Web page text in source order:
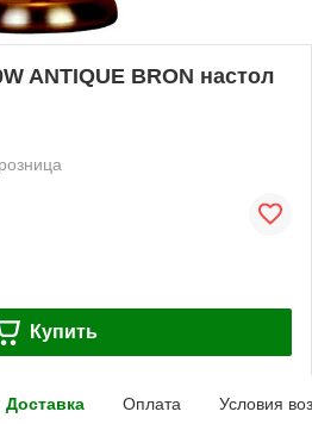
ANTIQUE BRON настол
Купить
Доставка Оплата Условия